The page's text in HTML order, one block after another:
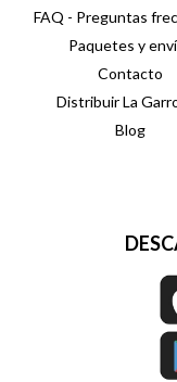
FAQ - Preguntas
Paquetes y
Contacto
Distribuir La
Blog